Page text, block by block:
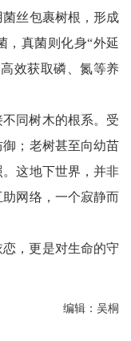
丝包裹树根，形成
真菌则化身“外延
效获取磷、氮等养
同树木的根系。受
；老树甚至向幼苗
这地下世界，并非
网络，一个寂静而
，更是对生命的守
编辑：吴桐